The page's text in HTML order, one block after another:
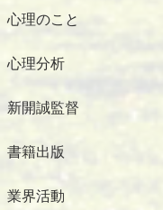
心理のこと
心理分析
新開誠監督
書籍出版
業界活動